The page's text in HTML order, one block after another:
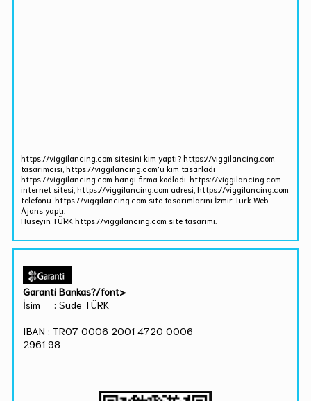
https://viggilancing.com sitesini kim yaptı? https://viggilancing.com
tasarımcısı, https://viggilancing.com'u kim tasarladı
https://viggilancing.com hangi firma kodladı. https://viggilancing.com
internet sitesi, https://viggilancing.com adresi, https://viggilancing.com
telefonu. https://viggilancing.com site tasarımlarını İzmir Türk Web
Ajans yaptı.
Hüseyin TÜRK https://viggilancing.com site tasarımı.
Garanti Bankas?/font>
İsim : Sude TÜRK
IBAN : TR07 0006 2001 4720 0006
2961 98